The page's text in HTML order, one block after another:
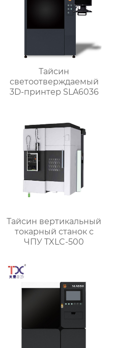
Тайсин
светоотверждаемый
3D-принтер SLA6036
Тайсин вертикальный
токарный станок с
ЧПУ TXLC-500